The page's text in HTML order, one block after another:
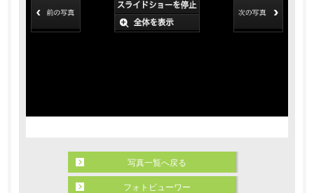
写真一覧へ戻る
フォトビューワー